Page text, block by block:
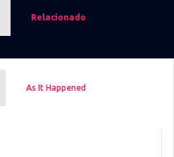
Relacionado
As It Happened